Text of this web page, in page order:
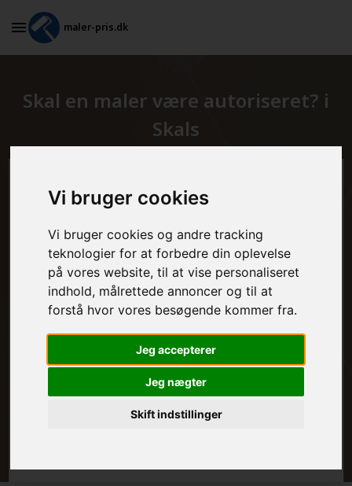
Vi bruger cookies
Vi bruger cookies og andre tracking
teknologier for at forbedre din oplevelse
på vores website, til at vise personaliseret
indhold, målrettede annoncer og til at
forstå hvor vores besøgende kommer fra.
Jeg accepterer
Jeg nægter
Skift indstillinger
maler-pris.dk
Skal en maler være autoriseret? i
Skals
Beregn prisen her
MALEROPGAVER - INDVENDIGT:
MALEROPGAVER - UDVENDIGT:
FRAFLYTNINGSPAKKE: